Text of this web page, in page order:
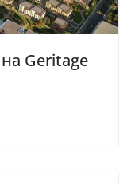
Geritage